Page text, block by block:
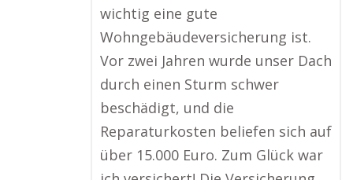
wichtig eine gute
Wohngebäudeversicherung ist.
Vor zwei Jahren wurde unser Dach
durch einen Sturm schwer
beschädigt, und die
Reparaturkosten beliefen sich auf
über 15.000 Euro. Zum Glück war